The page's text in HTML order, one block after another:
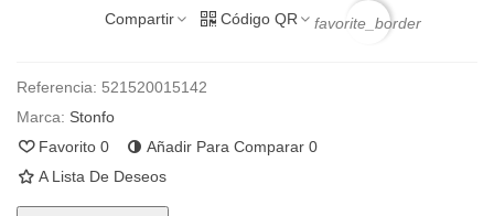
Compartir Código QR favorite_border
Referencia: 521520015142
Marca: Stonfo
Favorito 0 Añadir Para Comparar 0
A Lista De Deseos